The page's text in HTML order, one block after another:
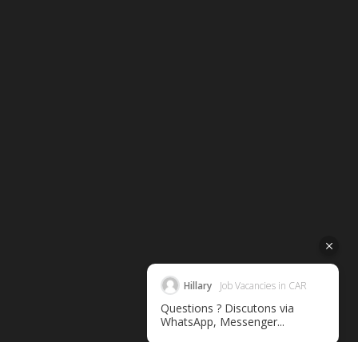
Hillary Job Vacancies in CAR
Questions ? Discutons via
WhatsApp, Messenger...